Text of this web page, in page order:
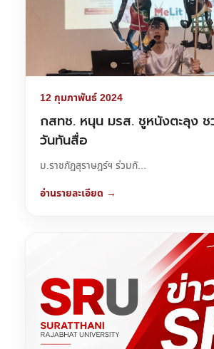
12 กุมภาพันธ์ 2024
กสทช. หนุน มรส. ชูหนังตะลุง ช
วันทันสื่อ
ม.ราชภัฏสุราษฎร์ฯ ร่วมกั...
อ่านรายละเอียด →